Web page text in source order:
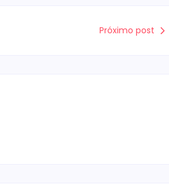
Próximo post